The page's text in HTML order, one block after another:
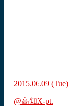
2015.06.09 (Tue)
@高知X-pt.